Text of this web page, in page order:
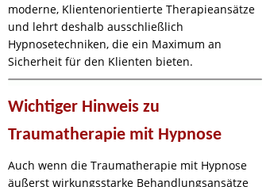
moderne, Klientenorientierte Therapieansätze
und lehrt deshalb ausschließlich
Hypnosetechniken, die ein Maximum an
Sicherheit für den Klienten bieten.
Wichtiger Hinweis zu
Traumatherapie mit Hypnose
Auch wenn die Traumatherapie mit Hypnose
äußerst wirkungsstarke Behandlungsansätze